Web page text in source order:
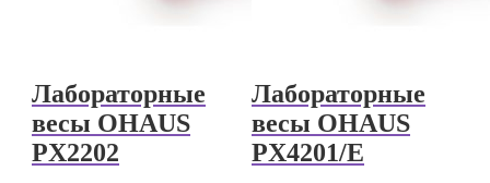
Лабораторные
весы OHAUS
PX2202
Лабораторные
весы OHAUS
PX4201/E